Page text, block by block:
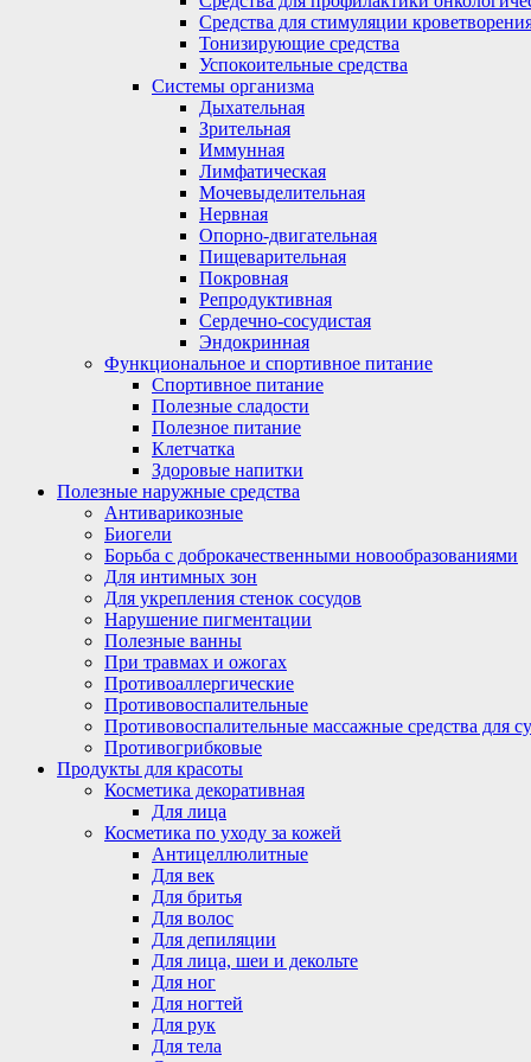
Средства для стимуляции
Тонизирующие средства
Успокоительные средства
Системы организма
Дыхательная
Зрительная
Иммунная
Лимфатическая
Мочевыделительная
Нервная
Опорно-двигательная
Пищеварительная
Покровная
Репродуктивная
Сердечно-сосудистая
Эндокринная
Функциональное и спортивное питание
Спортивное питание
Полезные сладости
Полезное питание
Клетчатка
Здоровые напитки
Полезные наружные средства
Антиварикозные
Биогели
Борьба с доброкачественными новообразованиями
Для интимных зон
Для укрепления стенок сосудов
Нарушение пигментации
Полезные ванны
При травмах и ожогах
Противоаллергические
Противовоспалительные
Противовоспалительные массажные средства для
Противогрибковые
Продукты для красоты
Косметика декоративная
Для лица
Косметика по уходу за кожей
Антицеллюлитные
Для век
Для бритья
Для волос
Для депиляции
Для лица, шеи и декольте
Для ног
Для ногтей
Для рук
Для тела